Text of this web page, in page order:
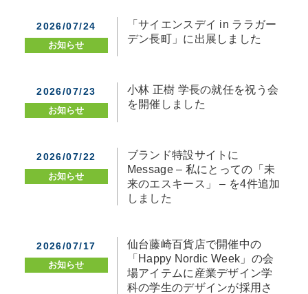
2026/07/24
お知らせ
「サイエンスデイ in ララガー
デン長町」に出展しました
2026/07/23
お知らせ
小林 正樹 学長の就任を祝う会
を開催しました
2026/07/22
お知らせ
ブランド特設サイトに
Message – 私にとっての「未
来のエスキース」 – を4件追加
しました
2026/07/17
お知らせ
仙台藤崎百貨店で開催中の
「Happy Nordic Week」の会
場アイテムに産業デザイン学
科の学生のデザインが採用さ